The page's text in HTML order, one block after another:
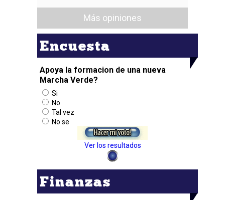
Más opiniones
Encuesta
Apoya la formacion de una nueva
Marcha Verde?
Si
No
Tal vez
No se
Ver los resultados
Finanzas